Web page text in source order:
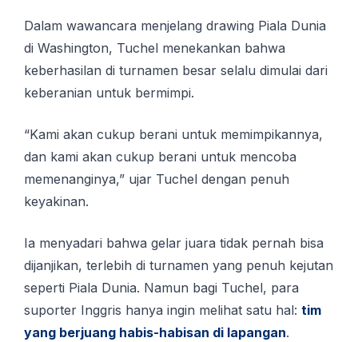
Dalam wawancara menjelang drawing Piala Dunia
di Washington, Tuchel menekankan bahwa
keberhasilan di turnamen besar selalu dimulai dari
keberanian untuk bermimpi.
“Kami akan cukup berani untuk memimpikannya,
dan kami akan cukup berani untuk mencoba
memenanginya,” ujar Tuchel dengan penuh
keyakinan.
Ia menyadari bahwa gelar juara tidak pernah bisa
dijanjikan, terlebih di turnamen yang penuh kejutan
seperti Piala Dunia. Namun bagi Tuchel, para
suporter Inggris hanya ingin melihat satu hal: tim
yang berjuang habis-habisan di lapangan.